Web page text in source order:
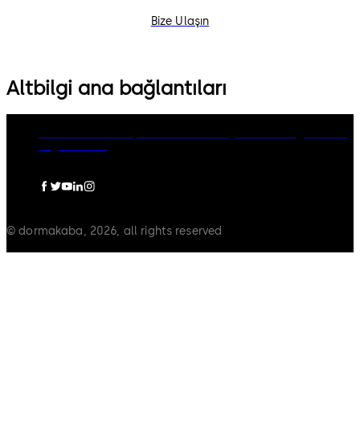
Bize Ulaşın
Altbilgi ana bağlantıları
© dormakaba, 2026, all rights reserved